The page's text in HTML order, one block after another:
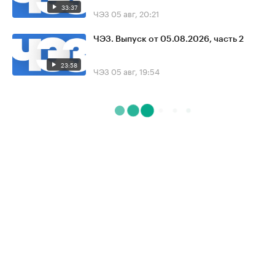
33:37 ЧЭЗ 05 авг, 20:21
23:58
ЧЭЗ. Выпуск от 05.08.2026, часть 2
ЧЭЗ 05 авг, 19:54